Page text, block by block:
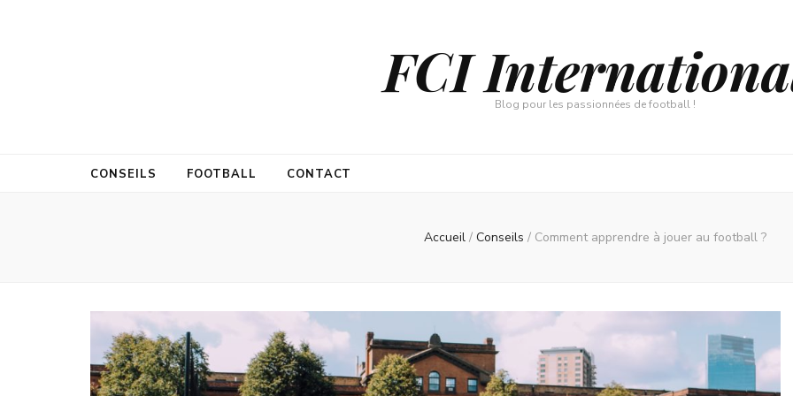
FCI Blog pour les passionnées de football !
CONSEILS FOOTBALL CONTACT
Accueil / Conseils / Comment apprendre à jouer au football ?